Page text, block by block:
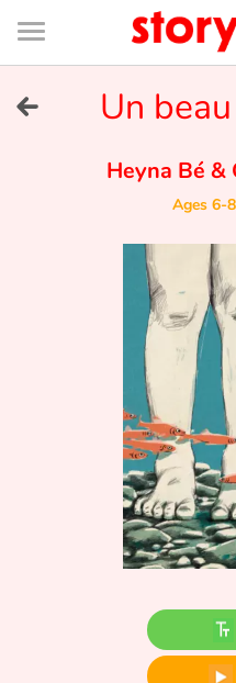
Connexion
Bibliothèque
de
page
Tales and classics in french
Fable, myth, literature and
Princesses and princes,
Ogres, monsters and
Heroines and Heroes
Un
Heyna Bé &
Ages 6-8